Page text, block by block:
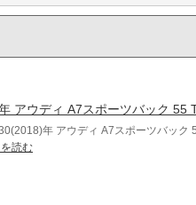
アウディ A7スポーツバック 55
年 アウディ A7スポーツバック
読む